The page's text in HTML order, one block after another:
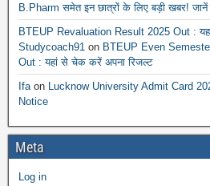
B.Pharm समेत इन छात्रों के लिए बड़ी खबर! जानें
BTEUP Revaluation Result 2025 Out :
Studycoach91 on BTEUP Even
Out : यहां से चेक करें अपना रिजल्ट
Ifa on
Lucknow University Admit Card
Notice
Meta
Log in